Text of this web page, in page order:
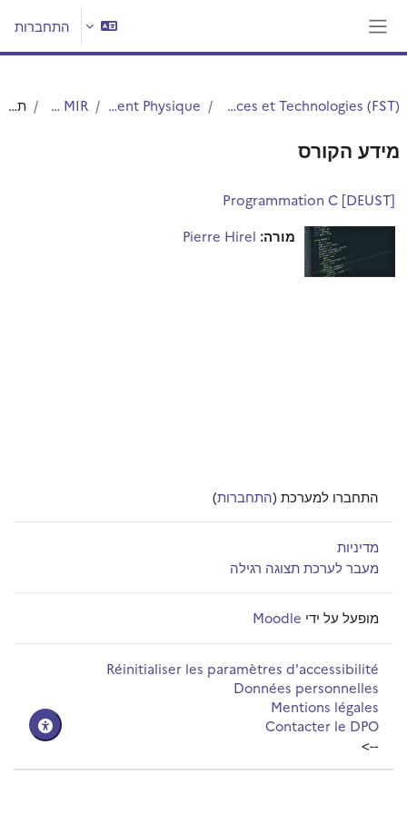
התחברות
Faculté des Sciences et Technologies (FST)
Département Physique
DEUST MIR תקציר
מידע הקורס
[DEUST] Programmation C
מורה: Pierre Hirel
התחברו למערכת (התחברות)
מדיניות
מעבר לערכת תצוגה רגילה
מופעל על ידי Moodle
Réinitialiser les paramètres d'accessibilité
Données personnelles
Mentions légales
Contacter le DPO
-->